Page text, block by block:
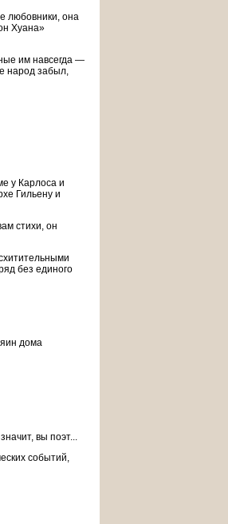
любовники, она
Хуана»
им навсегда —
народ забыл,
у Карлоса и
Гильену и
стихи, он
без единого
дома
вы поэт...
событий,